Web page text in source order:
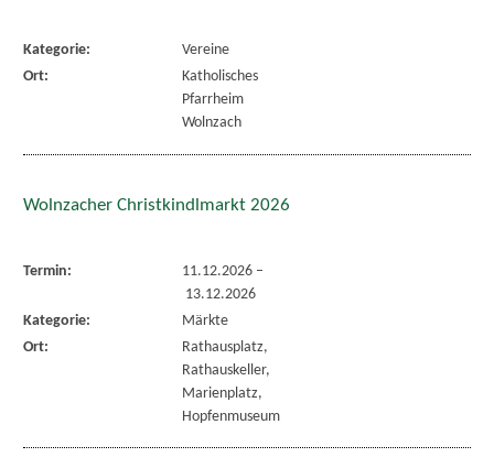
Kategorie:
Vereine
Ort:
Katholisches
Pfarrheim
Wolnzach
Wolnzacher Christkindlmarkt 2026
Termin: 11.12.2026–
13.12.2026
Kategorie:
Märkte
Ort:
Rathausplatz,
Rathauskeller,
Marienplatz,
Hopfenmuseum